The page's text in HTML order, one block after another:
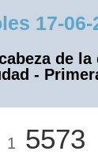
17-06-
de
-
1 5573